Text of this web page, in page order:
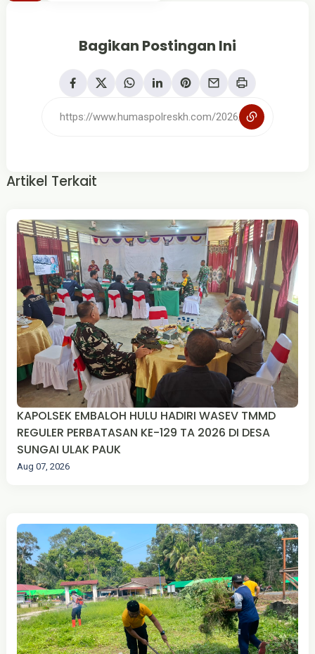
Bagikan Postingan Ini
Artikel Terkait
KAPOLSEK EMBALOH HULU HADIRI WASEV TMMD
REGULER PERBATASAN KE-129 TA 2026 DI DESA
SUNGAI ULAK PAUK
Aug 07, 2026